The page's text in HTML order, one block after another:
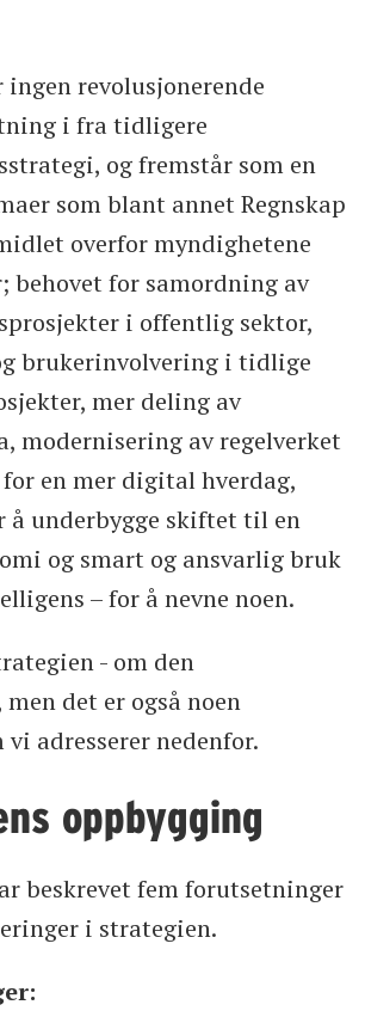
revolusjonerende
i fra tidligere
og fremstår som en
som blant annet Regnskap
overfor myndighetene
behovet for samordning av
i offentlig sektor,
brukerinvolvering i tidlige
mer deling av
modernisering av regelverket
en mer digital hverdag,
å underbygge skiftet til en
og smart og ansvarlig bruk
– for å nevne noen.
- om den
det er også noen
vi adresserer nedenfor.
oppbygging
beskrevet fem forutsetninger
i strategien.